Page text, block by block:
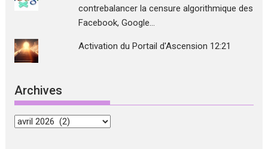
contrebalancer la censure algorithmique des
Facebook, Google...
Activation du Portail d'Ascension 12:21
Archives
Archives